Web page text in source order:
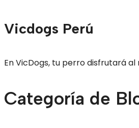
Vicdogs Perú
En VicDogs, tu perro disfrutará
Categoría de